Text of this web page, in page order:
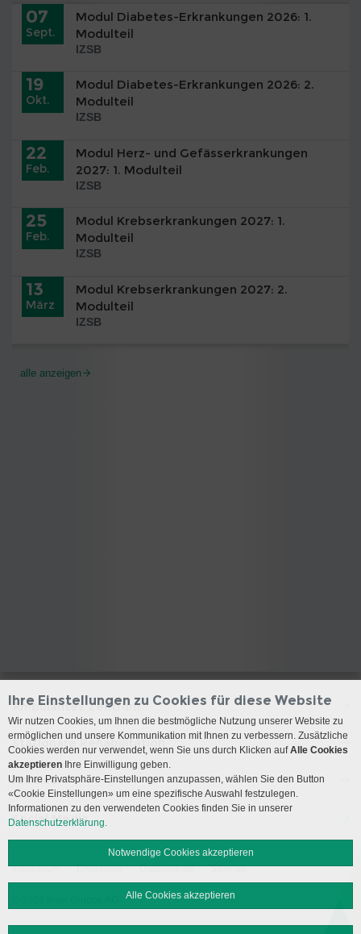
07
Sept.
Modul Diabetes-Erkrankungen 2026: 1.
Modulteil
IZSB
19
Okt.
Modul Diabetes-Erkrankungen 2026: 2.
Modulteil
IZSB
22
Feb.
Modul Herz- und Gefässerkrankungen
2027: 1. Modulteil
IZSB
25
Feb.
Modul Krebserkrankungen 2027: 1.
Modulteil
IZSB
13
März
Modul Krebserkrankungen 2027: 2.
Modulteil
IZSB
alle anzeigen
Ambulantes Zentrum
Stationäre Rehabilitation
Anreise
Social Media
Impressum Disclaimer Datenschutz Sitemap
Ihre Einstellungen zu Cookies für diese Website
Wir nutzen Cookies, um Ihnen die bestmögliche Nutzung unserer Website zu
ermöglichen und unsere Kommunikation mit Ihnen zu verbessern. Zusätzliche
Cookies werden nur verwendet, wenn Sie uns durch Klicken aufAlle Cookies
akzeptieren Ihre Einwilligung geben.
Um Ihre Privatsphäre-Einstellungen anzupassen, wählen Sie den Button
«Cookie Einstellungen» um eine spezifische Auswahl festzulegen.
Informationen zu den verwendeten Cookies finden Sie in unserer
Datenschutzerklärung.
Notwendige Cookies akzeptieren
Alle Cookies akzeptieren